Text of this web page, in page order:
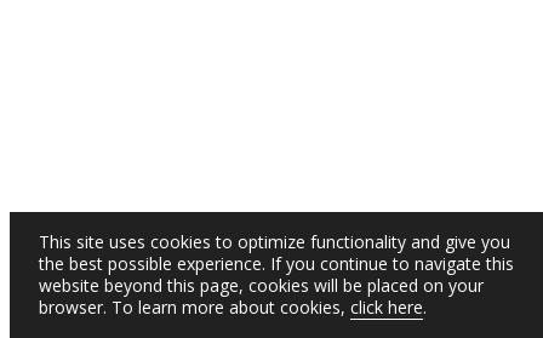
This site uses cookies to optimize functionality and give you
the best possible experience. If you continue to navigate this
website beyond this page, cookies will be placed on your
browser. To learn more about cookies, click here.